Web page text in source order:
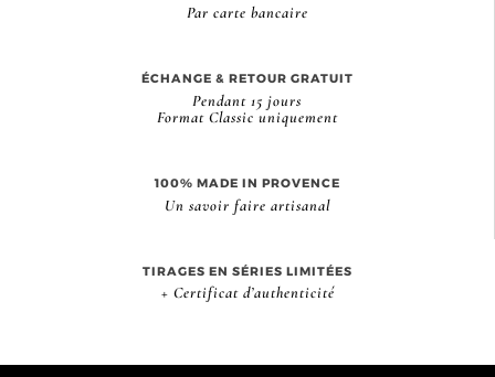
Par carte bancaire
ÉCHANGE & RETOUR GRATUIT
Pendant 15 jours
Format Classic uniquement
100% MADE IN PROVENCE
Un savoir faire artisanal
TIRAGES EN SÉRIES LIMITÉES
+ Certificat d’authenticité